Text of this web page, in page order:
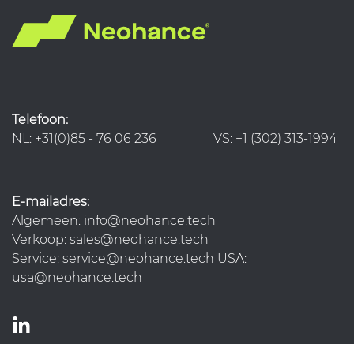
Telefoon:
NL: +31(0)85 - 76 06 236 VS: +1 (302) 313-1994
E-mailadres:
Algemeen: info@neohance.tech
Verkoop: sales@neohance.tech
Service: service@neohance.tech USA:
usa@neohance.tech